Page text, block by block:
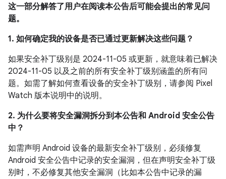
这一部分解答了用户在阅读本公告后可能会提出的常见问
题。
1. 如何确定我的设备是否已通过更新解决这些问题？
如果安全补丁级别是 2024-11-05 或更新，就意味着已解决
2024-11-05 以及之前的所有安全补丁级别涵盖的所有问
题。如需了解如何查看设备的安全补丁级别，请参阅 Pixel
Watch 版本说明中的说明。
2. 为什么要将安全漏洞拆分到本公告和 Android 安全公告
中？
如需声明 Android 设备的最新安全补丁级别，必须修复
Android 安全公告中记录的安全漏洞，但在声明安全补丁级
别时，不必修复其他安全漏洞（比如本公告中记录的漏